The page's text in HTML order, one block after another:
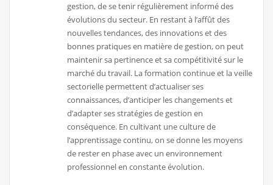
gestion, de se tenir régulièrement informé des
évolutions du secteur. En restant à l’affût des
nouvelles tendances, des innovations et des
bonnes pratiques en matière de gestion, on peut
maintenir sa pertinence et sa compétitivité sur le
marché du travail. La formation continue et la veille
sectorielle permettent d’actualiser ses
connaissances, d’anticiper les changements et
d’adapter ses stratégies de gestion en
conséquence. En cultivant une culture de
l’apprentissage continu, on se donne les moyens
de rester en phase avec un environnement
professionnel en constante évolution.